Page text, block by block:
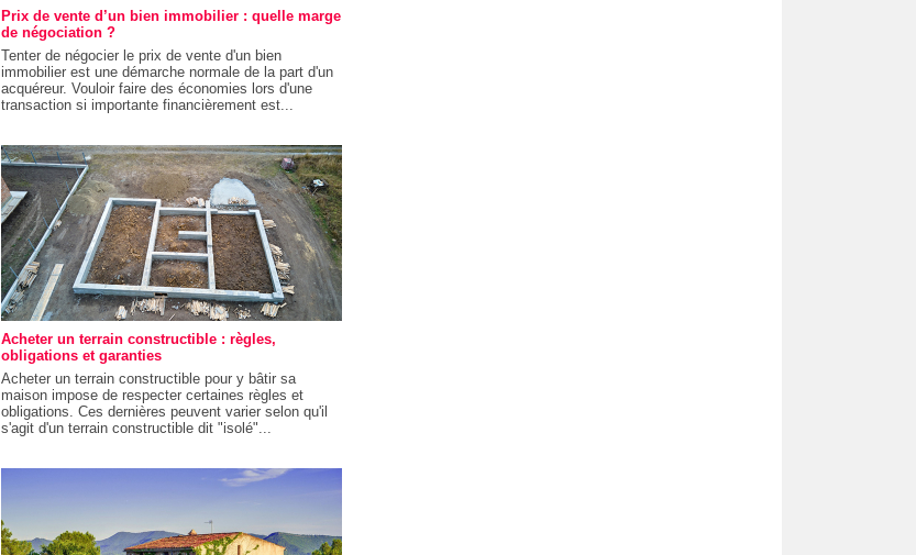
Prix de vente d’un bien immobilier : quelle marge
de négociation ?
Tenter de négocier le prix de vente d'un bien
immobilier est une démarche normale de la part d'un
acquéreur. Vouloir faire des économies lors d'une
transaction si importante financièrement est...
Acheter un terrain constructible : règles,
obligations et garanties
Acheter un terrain constructible pour y bâtir sa
maison impose de respecter certaines règles et
obligations. Ces dernières peuvent varier selon qu'il
s'agit d'un terrain constructible dit "isolé"...